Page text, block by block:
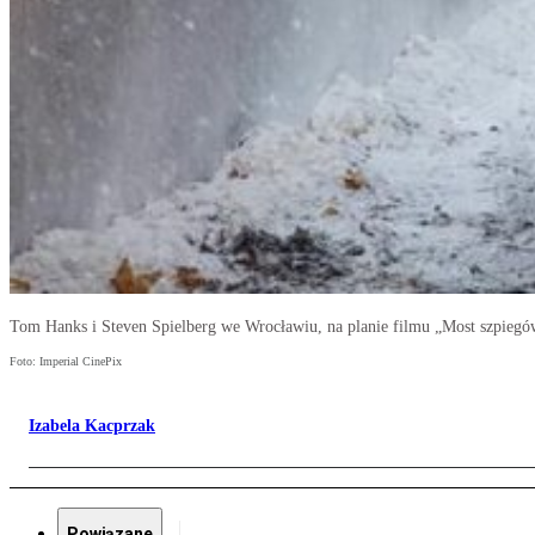
Tom Hanks i Steven Spielberg we Wrocławiu, na planie filmu „Most
Foto: Imperial CinePix
Izabela Kacprzak